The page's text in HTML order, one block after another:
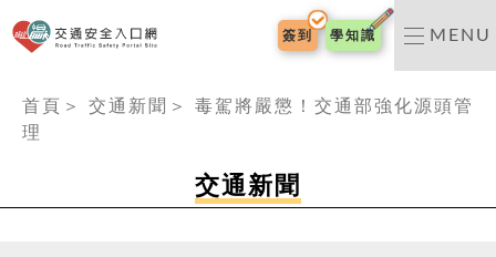
交通安全入口網
簽到 學知識 MENU
首頁 ＞ 交通新聞 ＞
毒駕將嚴懲！交通部強化源頭管
理
交通新聞